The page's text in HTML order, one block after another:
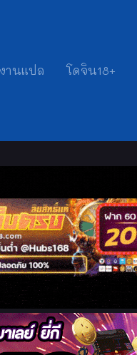
านแปล โดจิน18+